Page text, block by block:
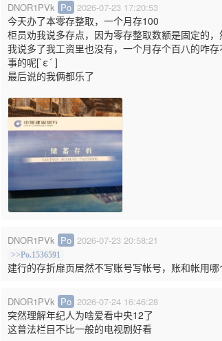
DNOR1PVk Po 2026-07-23 17:20:53
今天办了本零存整取，一个月存100
柜员劝我说多存点，因为零存整取数额是固定的
我说多了我工资里也没有，一个月存个百八的咋
事的呢[`ε´ ]
最后说的我俩都乐了
DNOR1PVk Po 2026-07-23 20:58:21
>>Po.1536591
建行的存折扉页居然不写账号写帐号，账和帐用
DNOR1PVk Po 2026-07-24 16:46:28
突然理解年纪人为啥爱看中央12了
这普法栏目不比一般的电视剧好看